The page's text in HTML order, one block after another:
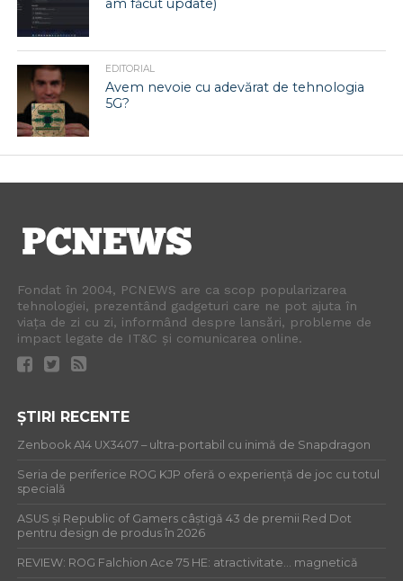
am făcut update)
EDITORIAL
Avem nevoie cu adevărat de tehnologia
5G?
Fondat în 2004, PCNEWS are ca scop popularizarea
tehnologiei, prezentând gadgeturi care ne pot ajuta în
viața de zi cu zi, informând despre lansări, probleme de
impact legate de IT&C și comunicarea online.
ȘTIRI RECENTE
Zenbook A14 UX3407 – ultra-portabil cu inimă de Snapdragon
Seria de periferice ROG KJP oferă o experiență de joc cu totul
specială
ASUS și Republic of Gamers câștigă 43 de premii Red Dot
pentru design de produs în 2026
REVIEW: ROG Falchion Ace 75 HE: atractivitate… magnetică